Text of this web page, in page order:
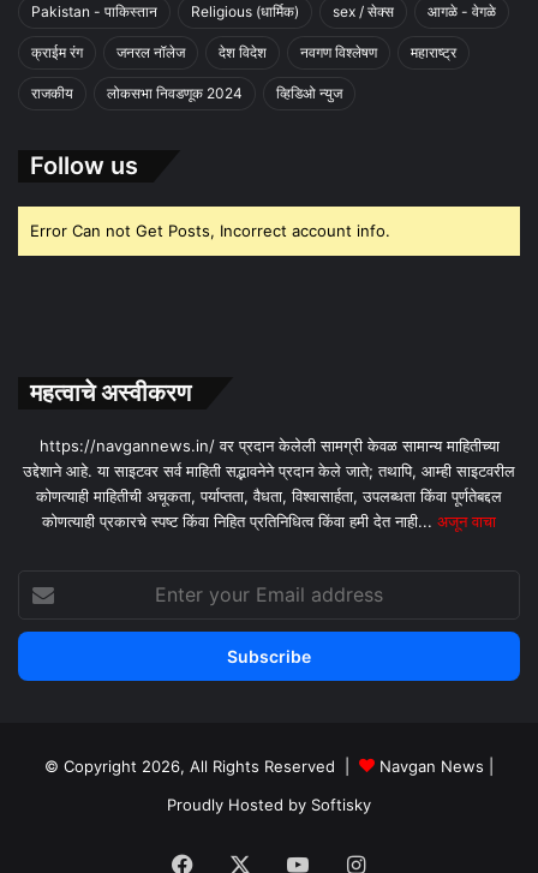
Pakistan - पाकिस्तान Religious (धार्मिक) sex / सेक्स आगळे - वेगळे
क्राईम रंग जनरल नॉलेज देश विदेश नवगण विश्लेषण महाराष्ट्र
राजकीय लोकसभा निवडणूक 2024 व्हिडिओ न्युज
Follow us
Error Can not Get Posts, Incorrect account info.
महत्वाचे अस्वीकरण
https://navgannews.in/ वर प्रदान केलेली सामग्री केवळ सामान्य माहितीच्या
उद्देशाने आहे. या साइटवर सर्व माहिती सद्भावनेने प्रदान केले जाते; तथापि, आम्ही साइटवरील
कोणत्याही माहितीची अचूकता, पर्याप्तता, वैधता, विश्वासार्हता, उपलब्धता किंवा पूर्णतेबद्दल
कोणत्याही प्रकारचे स्पष्ट किंवा निहित प्रतिनिधित्व किंवा हमी देत ​​नाही... अजून वाचा
your
Email
© Copyright 2026, All Rights Reserved | Navgan News
Proudly Hosted by Softisky
Facebook YouTubeInstagram